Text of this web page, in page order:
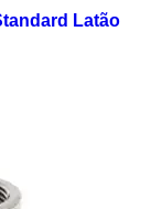
Latão